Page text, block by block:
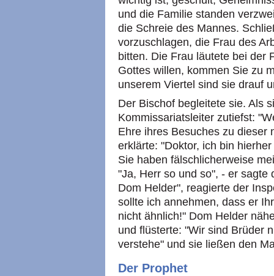
und die Familie standen
die Schreie des Mannes.
vorzuschlagen, die Frau des
bitten. Die Frau läutete bei der
Gottes willen, kommen Sie zu
unserem Viertel sind sie drauf
Der Bischof begleitete sie. Als
Kommissariatsleiter zutiefst:
Ehre ihres Besuches zu dieser
erklärte: "Doktor, ich bin
Sie haben fälschlicherweise
"Ja, Herr so und so", - er sagte
Dom Helder", reagierte der
sollte ich annehmen, dass er
nicht ähnlich!" Dom Helder
und flüsterte: "Wir sind Brüder
verstehe" und sie ließen den
Der Prophet